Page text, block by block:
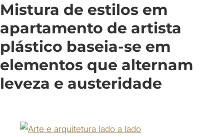
Mistura de estilos em
apartamento de artista
plástico baseia-se em
elementos que alternam
leveza e austeridade